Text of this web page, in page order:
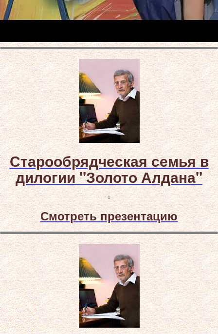
Старообрядческая семья в
дилогии "Золото Алдана"
.
Смотреть презентацию